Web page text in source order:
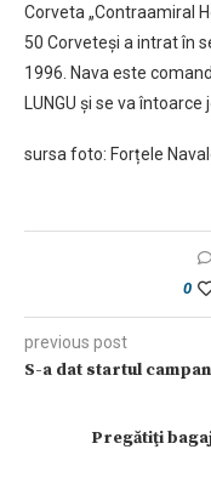
Corveta „Contraamiral
50 Corveteși a intrat în
1996. Nava este
LUNGU și se va
sursa foto: Forțele
0
previous post
S-a dat startul
Pregătiţi